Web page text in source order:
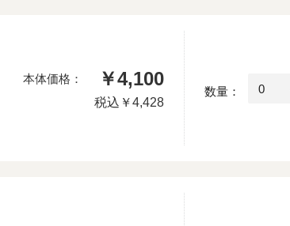
本体価格： ￥4,100
税込 ￥4,428
数量：